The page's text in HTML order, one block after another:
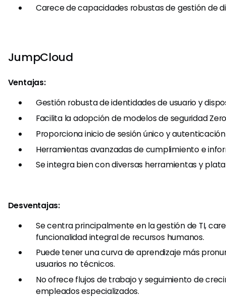
Carece de capacidades robustas de gestión de
JumpCloud
Ventajas:
Gestión robusta de identidades de usuario y
Facilita la adopción de modelos de seguridad
Proporciona inicio de sesión único y
Herramientas avanzadas de cumplimiento e
Se integra bien con diversas herramientas y
Desventajas:
Se centra principalmente en la gestión de TI,
funcionalidad integral de recursos humanos.
Puede tener una curva de aprendizaje más
usuarios no técnicos.
No ofrece flujos de trabajo y seguimiento de
empleados especializados.